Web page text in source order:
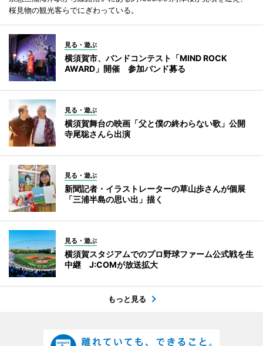
桜見物の観光客らでにぎわっている。
見る・遊ぶ
横須賀市、バンドコンテスト「MIND ROCK
AWARD」開催 参加バンド募る
見る・遊ぶ
横須賀舞台の映画「父と僕の終わらない歌」公開
寺尾聡さんら出演
見る・遊ぶ
新聞記者・イラストレーターの草山歩さんが個展
「三浦半島の思い出」描く
見る・遊ぶ
横須賀スタジアムでのプロ野球ファーム公式戦を生
中継 J:COMが放送拡大
もっと見る